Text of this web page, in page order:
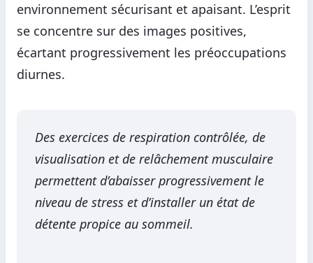
environnement sécurisant et apaisant. L’esprit
se concentre sur des images positives,
écartant progressivement les préoccupations
diurnes.
Des exercices de respiration contrôlée, de
visualisation et de relâchement musculaire
permettent d’abaisser progressivement le
niveau de stress et d’installer un état de
détente propice au sommeil.